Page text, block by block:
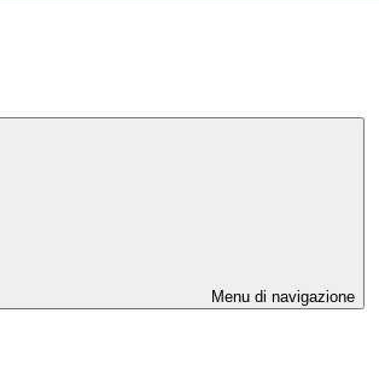
Menu di navigazione